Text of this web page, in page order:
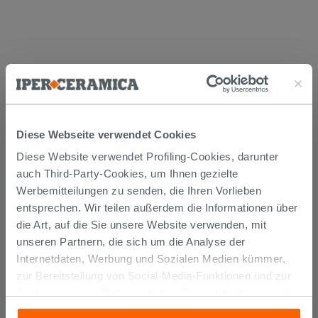
Diese Webseite verwendet Cookies
Diese Website verwendet Profiling-Cookies, darunter
auch Third-Party-Cookies, um Ihnen gezielte
Werbemitteilungen zu senden, die Ihren Vorlieben
entsprechen. Wir teilen außerdem die Informationen über
die Art, auf die Sie unsere Website verwenden, mit
unseren Partnern, die sich um die Analyse der
Internetdaten, Werbung und Sozialen Medien kümmer,
zur Bereitstellung von Social-Media-Funktionen und zur
anderen Informationen, die Sie ihnen geliefert haben oder
Versand
Werktagen ab der Auftragsbestätigung zum Versand
gebracht.
Musterstücke werden normalerweise innerhalb von
Tagen geliefert.
Der Versand der online gekauften Produkte wird
verfolgt und wir rufen Sie an, um das Lieferdatum zu
vereinbaren. Die Lieferung erfolgt frei Bordsteinkante.
Nähere Informationen finden Sie im Abschnitt
Lieferzeiten und -kosten
Sichere Bezahlung